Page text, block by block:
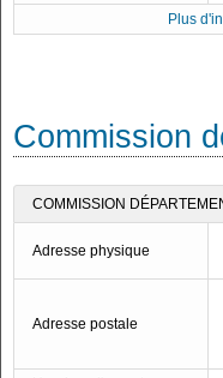
Plus
Commission
COMMISSION
Adresse physique
Adresse postale